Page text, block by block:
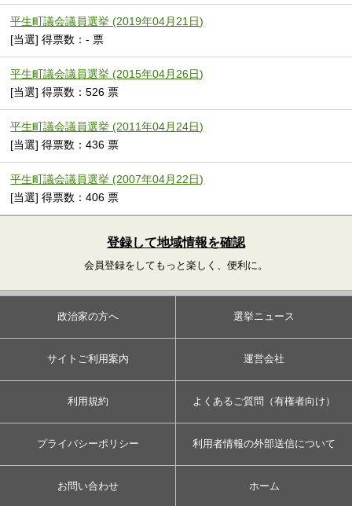
平生町議会議員選挙 (2019年04月21日)
[当選] 得票数：- 票
平生町議会議員選挙 (2015年04月26日)
[当選] 得票数：526 票
平生町議会議員選挙 (2011年04月24日)
[当選] 得票数：436 票
平生町議会議員選挙 (2007年04月22日)
[当選] 得票数：406 票
登録して地域情報を確認
会員登録をしてもっと楽しく、便利に。
政治家の方へ 選挙ニュース
サイトご利用案内 運営会社
利用規約 よくあるご質問（有権者向け）
プライバシーポリシー 利用者情報の外部送信について
お問い合わせ ホーム